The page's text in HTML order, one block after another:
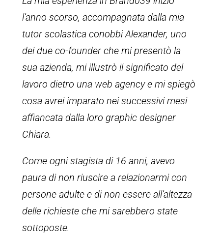
l’anno scorso, accompagnata dalla mia
tutor scolastica conobbi Alexander, uno
dei due co-founder che mi presentò la
sua azienda, mi illustrò il significato del
lavoro dietro una web agency e mi spiegò
cosa avrei imparato nei successivi mesi
affiancata dalla loro graphic designer
Chiara.
Come ogni stagista di 16 anni, avevo
paura di non riuscire a relazionarmi con
persone adulte e di non essere all’altezza
delle richieste che mi sarebbero state
sottoposte.